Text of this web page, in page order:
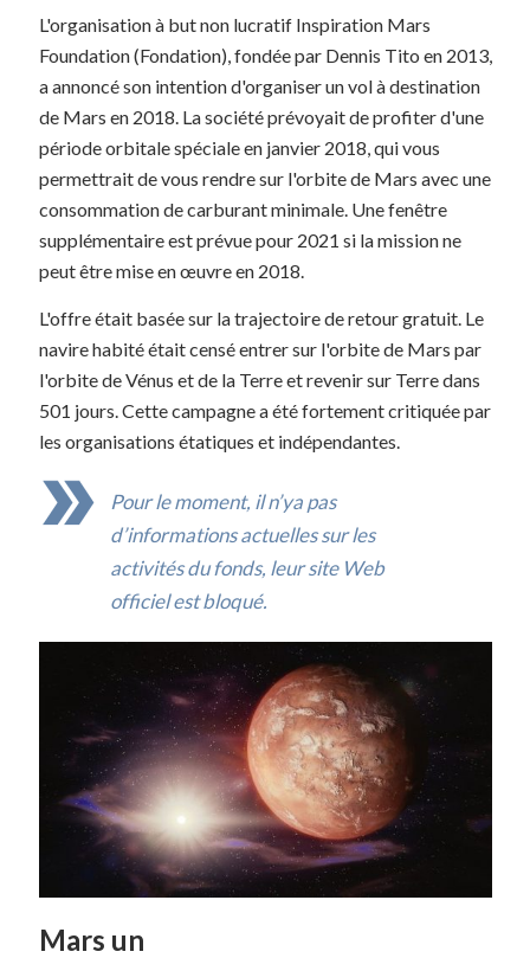
L'organisation à but non lucratif Inspiration Mars
Foundation (Fondation), fondée par Dennis Tito en 2013,
a annoncé son intention d'organiser un vol à destination
de Mars en 2018. La société prévoyait de profiter d'une
période orbitale spéciale en janvier 2018, qui vous
permettrait de vous rendre sur l'orbite de Mars avec une
consommation de carburant minimale. Une fenêtre
supplémentaire est prévue pour 2021 si la mission ne
peut être mise en œuvre en 2018.
L'offre était basée sur la trajectoire de retour gratuit. Le
navire habité était censé entrer sur l'orbite de Mars par
l'orbite de Vénus et de la Terre et revenir sur Terre dans
501 jours. Cette campagne a été fortement critiquée par
les organisations étatiques et indépendantes.
Pour le moment, il n’ya pas
d’informations actuelles sur les
activités du fonds, leur site Web
officiel est bloqué.
Mars un